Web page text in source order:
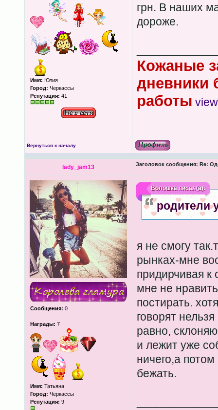
Имя: Юлия
Город: Черкассы
Репутация: 41
грн. В наших
дороже.
Кожаные
дневники
работы
Вернуться к началу
lady_jam13 Заголовок сообщения: Re:
Сообщения: 0
Награды: 7
Имя: Татьяна
Город: Черкассы
Репутация: 9
Волошкаписал(а):
родители
я не смогу
рынках-мне
придирчивая к
мне не
постирать.
говорят
равно,
и лежит уже
ничего,а
бежать.